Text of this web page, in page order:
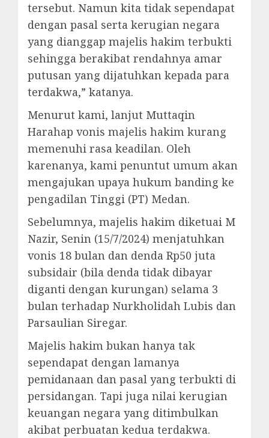
tersebut. Namun kita tidak sependapat
dengan pasal serta kerugian negara
yang dianggap majelis hakim terbukti
sehingga berakibat rendahnya amar
putusan yang dijatuhkan kepada para
terdakwa,” katanya.
Menurut kami, lanjut Muttaqin
Harahap vonis majelis hakim kurang
memenuhi rasa keadilan. Oleh
karenanya, kami penuntut umum akan
mengajukan upaya hukum banding ke
pengadilan Tinggi (PT) Medan.
Sebelumnya, majelis hakim diketuai M
Nazir, Senin (15/7/2024) menjatuhkan
vonis 18 bulan dan denda Rp50 juta
subsidair (bila denda tidak dibayar
diganti dengan kurungan) selama 3
bulan terhadap Nurkholidah Lubis dan
Parsaulian Siregar.
Majelis hakim bukan hanya tak
sependapat dengan lamanya
pemidanaan dan pasal yang terbukti di
persidangan. Tapi juga nilai kerugian
keuangan negara yang ditimbulkan
akibat perbuatan kedua terdakwa.